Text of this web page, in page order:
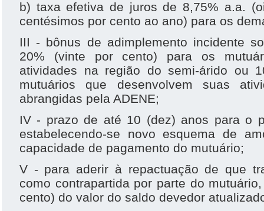
b) taxa efetiva de juros de 8,75% a.a.
centésimos por cento ao ano) para os
III - bônus de adimplemento incidente
20% (vinte por cento) para os
atividades na região do semi-árido ou
mutuários que desenvolvem suas
abrangidas pela ADENE;
IV - prazo de até 10 (dez) anos para o
estabelecendo-se novo esquema de
capacidade de pagamento do mutuário;
V - para aderir à repactuação de que
como contrapartida por parte do
cento) do valor do saldo devedor